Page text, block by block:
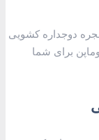
دوجداره کشویی
برای شما